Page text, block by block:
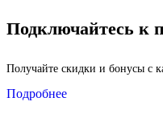
Масленица
Подключайтесь к
Получайте скидки и бонусы с
Подробнее